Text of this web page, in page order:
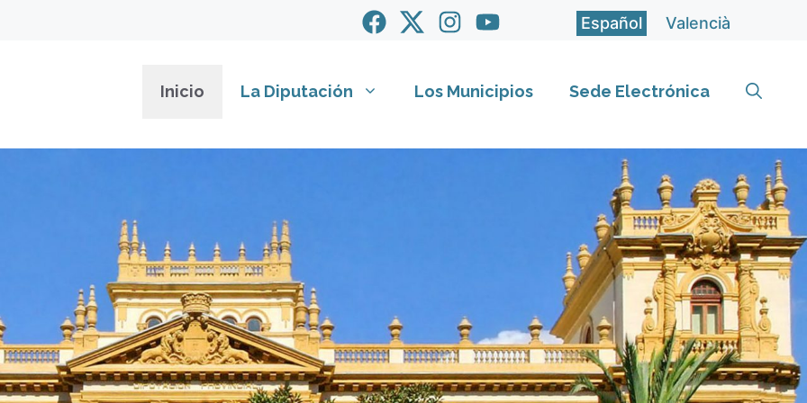
Español Valencià
Inicio La Diputación Los Municipios Sede Electrónica